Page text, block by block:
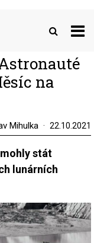
na
Mihulka 22.10.2021
stát
lunárních